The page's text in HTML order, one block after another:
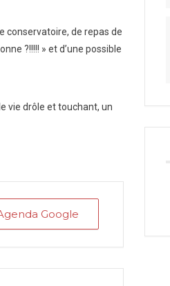
conservatoire, de repas de
?!!!!! » et d’une possible
vie drôle et touchant, un
Google